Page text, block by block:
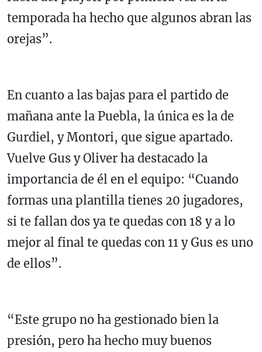
temporada ha hecho que algunos abran las
orejas”.
En cuanto a las bajas para el partido de
mañana ante la Puebla, la única es la de
Gurdiel, y Montori, que sigue apartado.
Vuelve Gus y Oliver ha destacado la
importancia de él en el equipo: “Cuando
formas una plantilla tienes 20 jugadores,
si te fallan dos ya te quedas con 18 y a lo
mejor al final te quedas con 11 y Gus es uno
de ellos”.
“Este grupo no ha gestionado bien la
presión, pero ha hecho muy buenos